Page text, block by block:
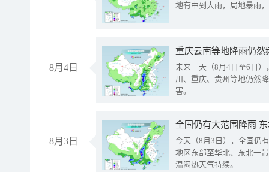
地有中到大雨，局地暴雨
8月4日
重庆云南等地降雨仍然
未来三天（8月4日至6日
川、重庆、贵州等地仍然
害。
8月3日
全国仍有大范围降雨
今天（8月3日），全国仍
地区东部至华北、东北一
温闷热天气持续。